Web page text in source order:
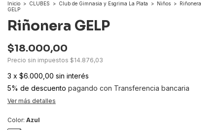
Inicio > CLUBES > Club de Gimnasia y Esgrima La Plata > Niños > Riñonera
GELP
Riñonera GELP
$18.000,00
Precio sin impuestos $14.876,03
3 x $6.000,00 sin interés
5% de descuento pagando con Transferencia bancaria
Ver más detalles
Color: Azul